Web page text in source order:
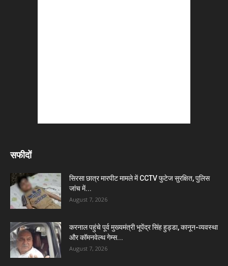
सफीदों
सिरसा छात्र मारपीट मामले में CCTV फुटेज सुरक्षित, पुलिस
जांच में...
August 7, 2026
करनाल पहुंचे पूर्व मुख्यमंत्री भूपेंद्र सिंह हुड्डा, कानून-व्यवस्था
और कॉमनवेल्थ गेम्स...
August 7, 2026